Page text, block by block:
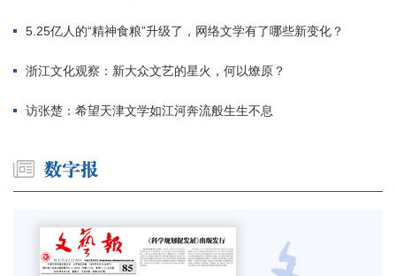
5.25亿人的“精神食粮”升级了，网络文学有了哪些新变化？
浙江文化观察：新大众文艺的星火，何以燎原？
访张楚：希望天津文学如江河奔流般生生不息